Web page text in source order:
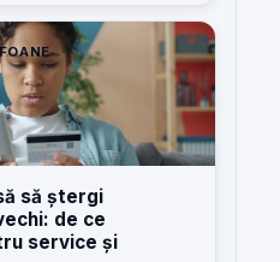
să ștergi
de ce
service și